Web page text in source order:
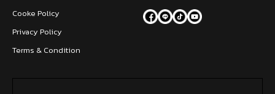
Cooke Policy
Privacy Policy
Terms & Condition